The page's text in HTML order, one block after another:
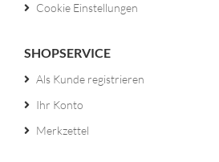
Cookie Einstellungen
SHOPSERVICE
Als Kunde registrieren
Ihr Konto
Merkzettel